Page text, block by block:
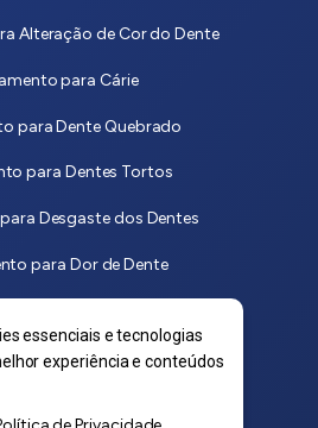
Alteração de Cor do Dente
para Cárie
para Dente Quebrado
para Dentes Tortos
Desgaste dos Dentes
para Dor de Dente
para Mau Hálito
essenciais e tecnologias
experiência e conteúdos